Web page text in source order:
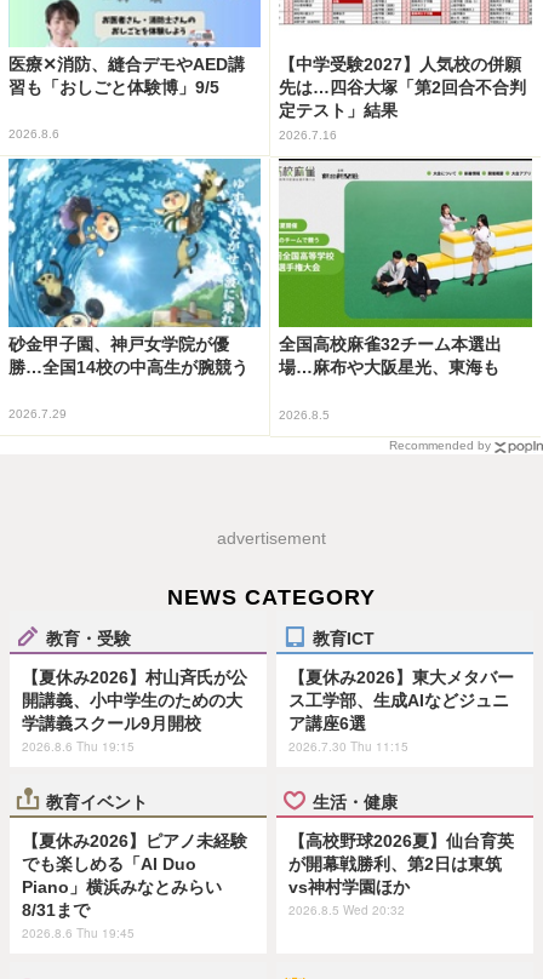
医療✕消防、縫合デモやAED講
習も「おしごと体験博」9/5
2026.8.6
【中学受験2027】人気校の併願
先は…四谷大塚「第2回合不合判
定テスト」結果
2026.7.16
砂金甲子園、神戸女学院が優
勝…全国14校の中高生が腕競う
2026.7.29
全国高校麻雀32チーム本選出
場…麻布や大阪星光、東海も
2026.8.5
Recommended by
advertisement
NEWS CATEGORY
教育・受験
【夏休み2026】村山斉氏が公
開講義、小中学生のための大
学講義スクール9月開校
2026.8.6 Thu 19:15
教育ICT
【夏休み2026】東大メタバー
ス工学部、生成AIなどジュニ
ア講座6選
2026.7.30 Thu 11:15
教育イベント
【夏休み2026】ピアノ未経験
でも楽しめる「AI Duo
Piano」横浜みなとみらい
8/31まで
2026.8.6 Thu 19:45
生活・健康
【高校野球2026夏】仙台育英
が開幕戦勝利、第2日は東筑
vs神村学園ほか
2026.8.5 Wed 20:32